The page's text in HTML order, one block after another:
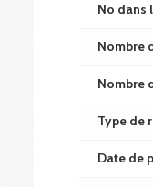
No dans
Nombre
Nombre
Type de
Date de